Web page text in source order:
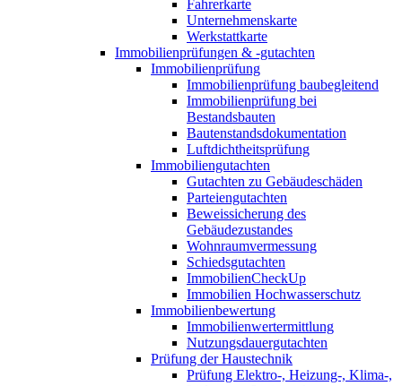
Fahrerkarte
Unternehmenskarte
Werkstattkarte
Immobilienprüfungen & -gutachten
Immobilienprüfung
Immobilienprüfung baubegleitend
Immobilienprüfung bei
Bestandsbauten
Bautenstandsdokumentation
Luftdichtheitsprüfung
Immobiliengutachten
Gutachten zu Gebäudeschäden
Parteiengutachten
Beweissicherung des
Gebäudezustandes
Wohnraumvermessung
Schiedsgutachten
ImmobilienCheckUp
Immobilien Hochwasserschutz
Immobilienbewertung
Immobilienwertermittlung
Nutzungsdauergutachten
Prüfung der Haustechnik
Prüfung Elektro-, Heizung-, Klima-,